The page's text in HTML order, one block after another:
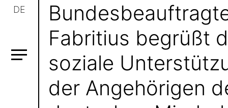
DE
Fabritius begrüßt
soziale
der Angehörigen